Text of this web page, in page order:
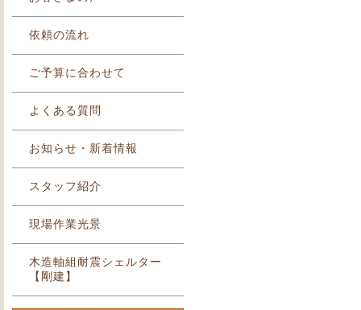
依頼の流れ
ご予算に合わせて
よくある質問
お知らせ・新着情報
スタッフ紹介
現場作業光景
木造軸組耐震シェルター
【剛建】